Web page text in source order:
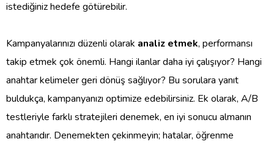
istediğiniz hedefe götürebilir.
Kampanyalarınızı düzenli olarak analiz etmek, performansı
takip etmek çok önemli. Hangi ilanlar daha iyi çalışıyor? Hangi
anahtar kelimeler geri dönüş sağlıyor? Bu sorulara yanıt
buldukça, kampanyanızı optimize edebilirsiniz. Ek olarak, A/B
testleriyle farklı stratejileri denemek, en iyi sonucu almanın
anahtarıdır. Denemekten çekinmeyin; hatalar, öğrenme